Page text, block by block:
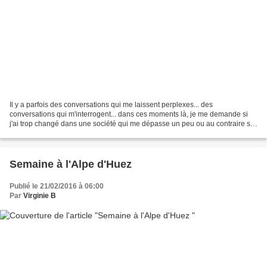
Il y a parfois des conversations qui me laissent perplexes... des
conversations qui m'interrogent... dans ces moments là, je me demande si
j'ai trop changé dans une société qui me dépasse un peu ou au contraire si
Semaine à l'Alpe d'Huez
Publié le 21/02/2016 à 06:00
Par Virginie B